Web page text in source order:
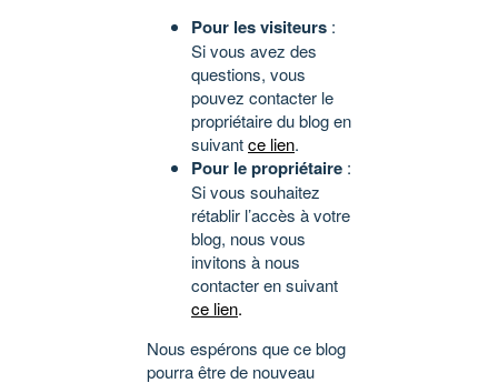
Pour les visiteurs :
Si vous avez des
questions, vous
pouvez contacter le
propriétaire du blog en
suivantce lien.
Pour le propriétaire :
Si vous souhaitez
rétablir l’accès à votre
blog, nous vous
invitons à nous
contacter en suivant
ce lien.
Nous espérons que ce blog
pourra être de nouveau